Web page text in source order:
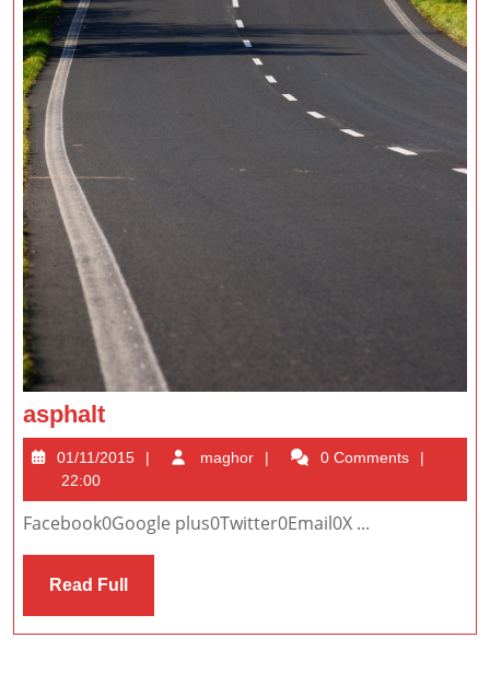
asphaltasphalt
01/11/2015 01/11/2015
maghor maghor0 Comments
22:00
Facebook0Google plus0Twitter0Email0X ...
Read Full Read